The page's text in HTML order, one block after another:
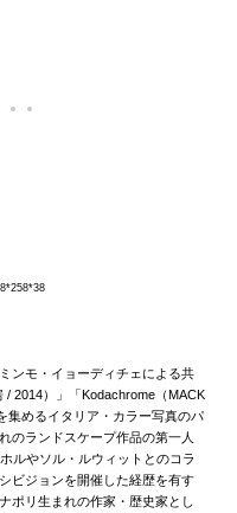
ンモ・イョーディチェによる共
2014）」「Kodachrome（MACK
集めるイタリア・カラー写真のパ
のランドスケープ作品の第一人
ルやソル・ルウィットとのコラ
ビジョンを開催した経歴を有す
ポリ生まれの作家・歴史家とし